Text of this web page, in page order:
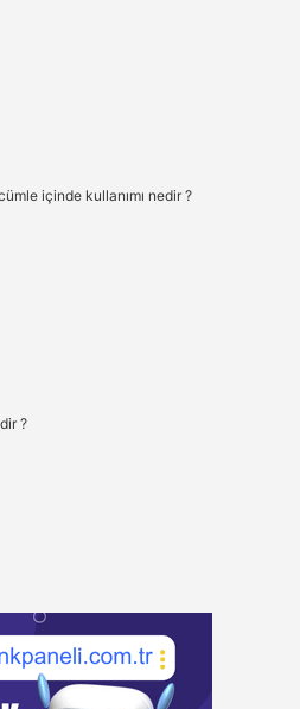
içinde kullanımı nedir ?
?